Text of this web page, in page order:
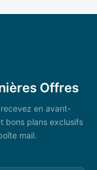
Offres
en avant-
bons plans exclusifs
mail.